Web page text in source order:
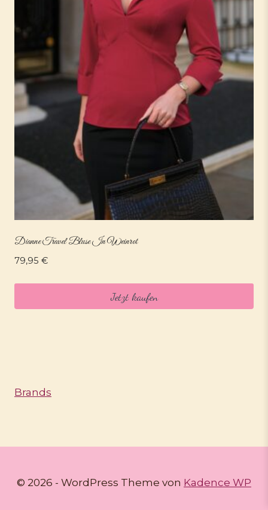
Dianne Travel Bluse In Weinrot
79,95 €
Jetzt kaufen
Brands
© 2026 - WordPress Theme von Kadence WP